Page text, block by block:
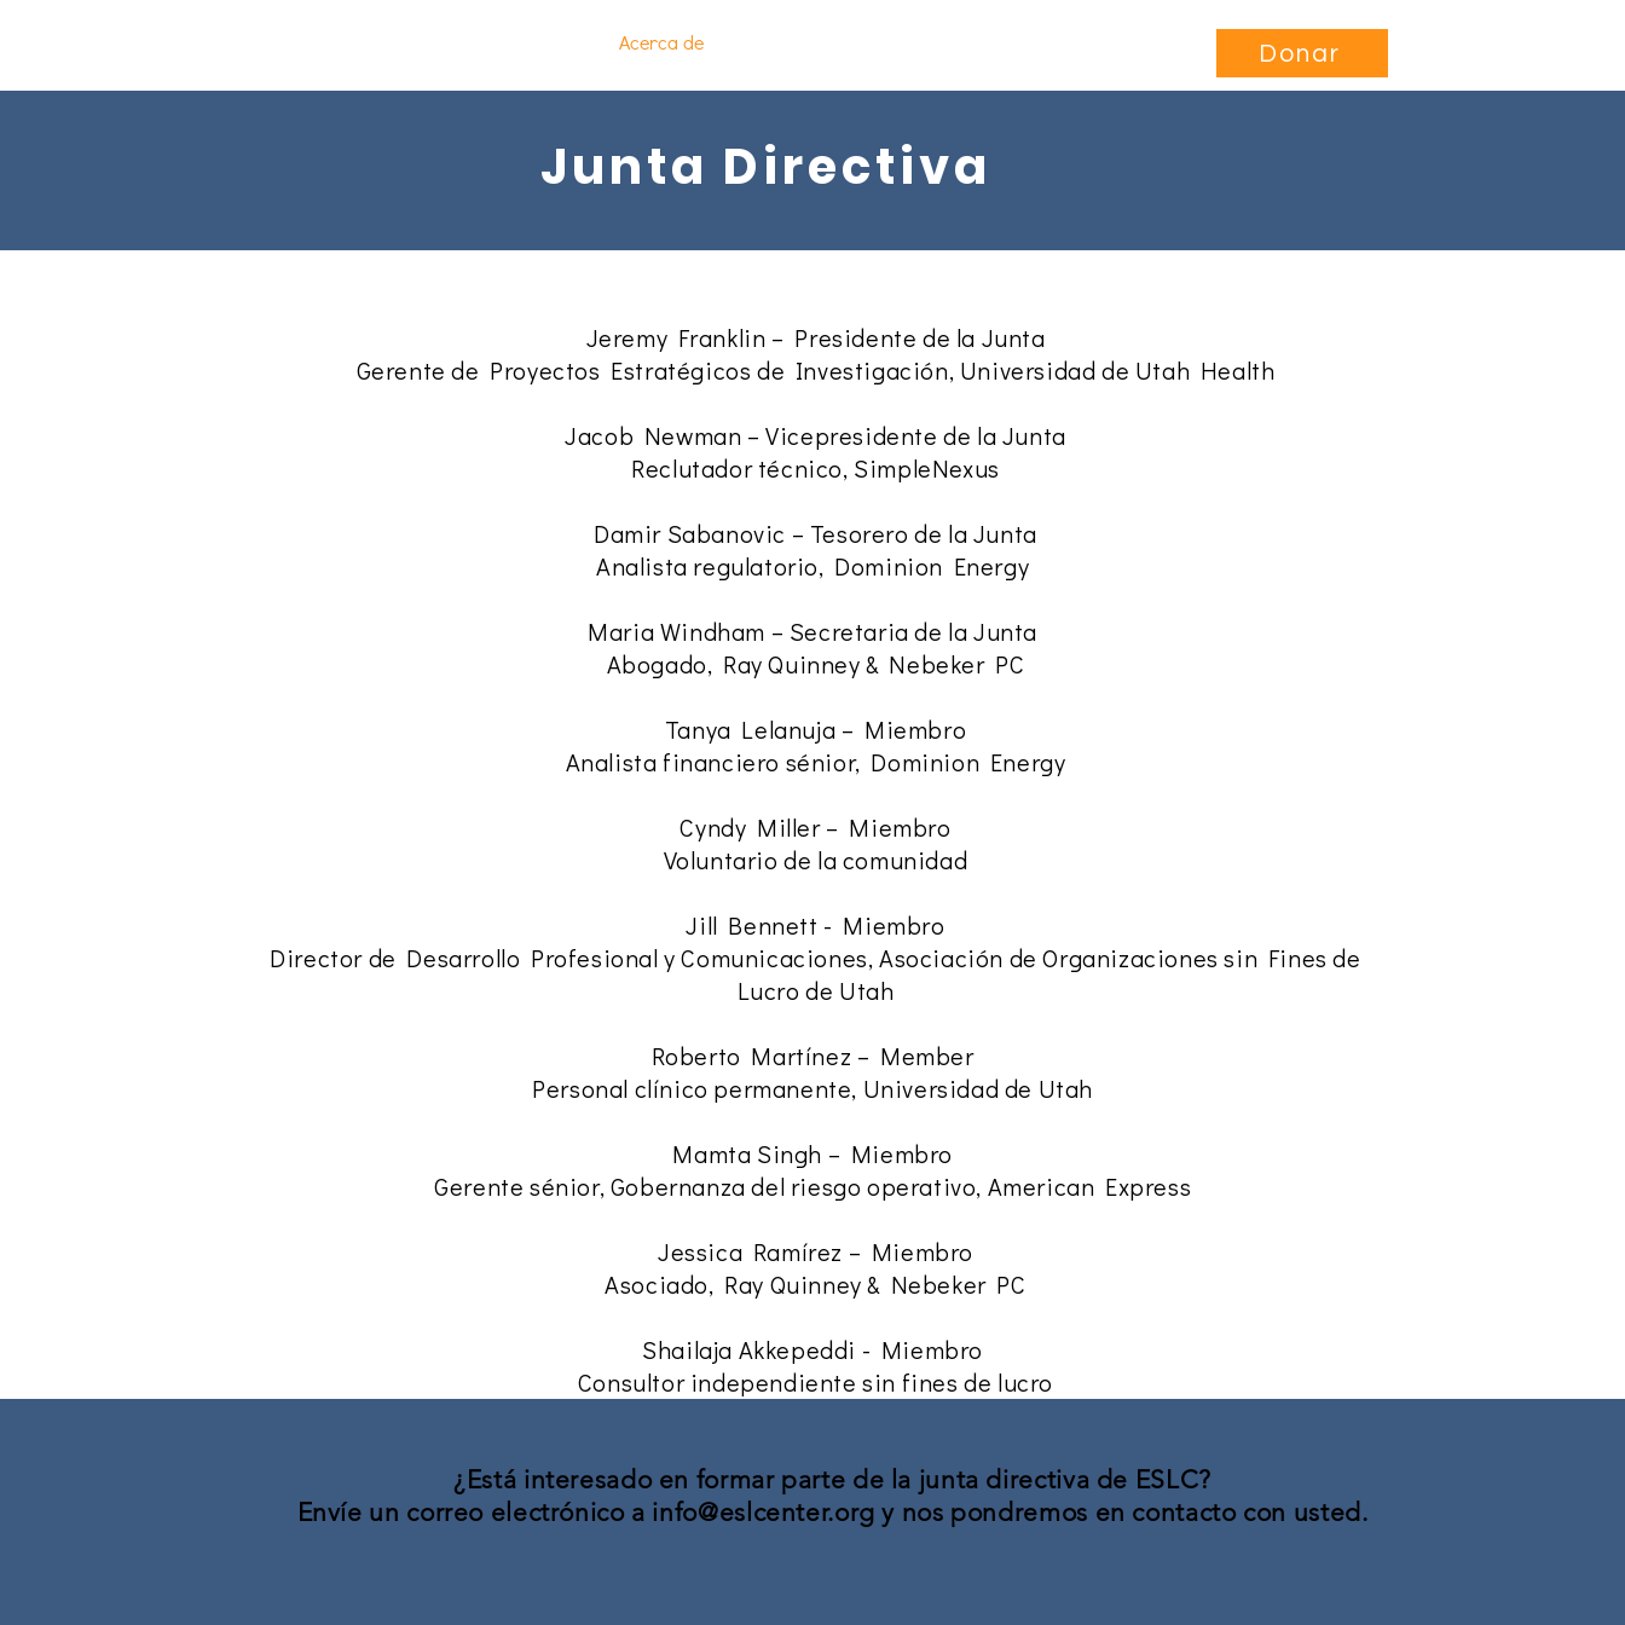
Acerca de More...Donar
Junta Directiva
Jeremy Franklin – Presidente de la Junta
Gerente de Proyectos Estratégicos de Investigación, Universidad de Utah Health
Jacob Newman – Vicepresidente de la Junta
Reclutador técnico, SimpleNexus
Damir Sabanovic – Tesorero de la Junta
Analista regulatorio, Dominion Energy
Maria Windham – Secretaria de la Junta
Abogado, Ray Quinney & Nebeker PC
Tanya Lelanuja – Miembro
Analista financiero sénior, Dominion Energy
Cyndy Miller – Miembro
Voluntario de la comunidad
Jill Bennett - Miembro
Director de Desarrollo Profesional y Comunicaciones, Asociación de Organizaciones sin Fines de
Lucro de Utah
Roberto Martínez – Member
Personal clínico permanente, Universidad de Utah
Mamta Singh – Miembro
Gerente sénior, Gobernanza del riesgo operativo, American Express
Jessica Ramírez – Miembro
Asociado, Ray Quinney & Nebeker PC
Shailaja Akkepeddi - Miembro
Consultor independiente sin fines de lucro
¿Está interesado en formar parte de la junta directiva de ESLC?
Envíe un correo electrónico a info@eslcenter.org y nos pondremos en contacto con usted.